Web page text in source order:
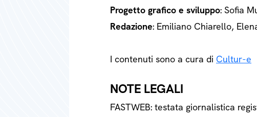
Progetto grafico e sviluppo: Sofia
Redazione: Emiliano Chiarello,
I contenuti sono a cura di Cultur-e
NOTE LEGALI
FASTWEB: testata giornalistica